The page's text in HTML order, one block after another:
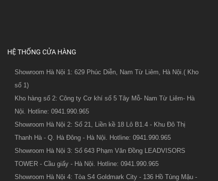
HỆ THỐNG CỬA HÀNG
Showroom Hà Nội 1: 629 Phúc Diễn, Nam Từ Liêm, Hà Nội.( Kho
số 1)
Kho hàng số 2: Công ty Cơ khí số 5 Tây Mỗ- Nam Từ Liêm- Hà
Nội. Hotline: 0941.990.965
Showroom Hà Nội 2: Số 21, Liền kề 18 Lô B1.4 - Khu Đô Thị
Thanh Hà - Q. Hà Đông - Hà Nội. Hotline: 0941.990.965
Showroom Hà Nội 3: Số 643 Phạm Văn Đồng LEADVISORS
TOWER - Cầu giấy - Hà Nội. Hotline: 0941.990.965
Showroom Hà Nội 4: Tòa S4 Goldmark City - 136 Hồ Tùng Mậu -